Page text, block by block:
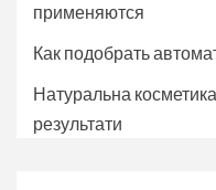
применяются
Как подобрать
Натуральна
результати